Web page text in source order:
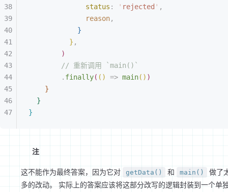
status : ' rejected ' ,
reason,
}
} ,
)
// 重新调用 `main()`
. finally( ( ) => main( ) )
}
}
}
注
这不能作为最终答案，因为它对 getData() 和 main()
做了
多的改动。 实际上的答案应该将这部分改写的逻辑封装到一个单